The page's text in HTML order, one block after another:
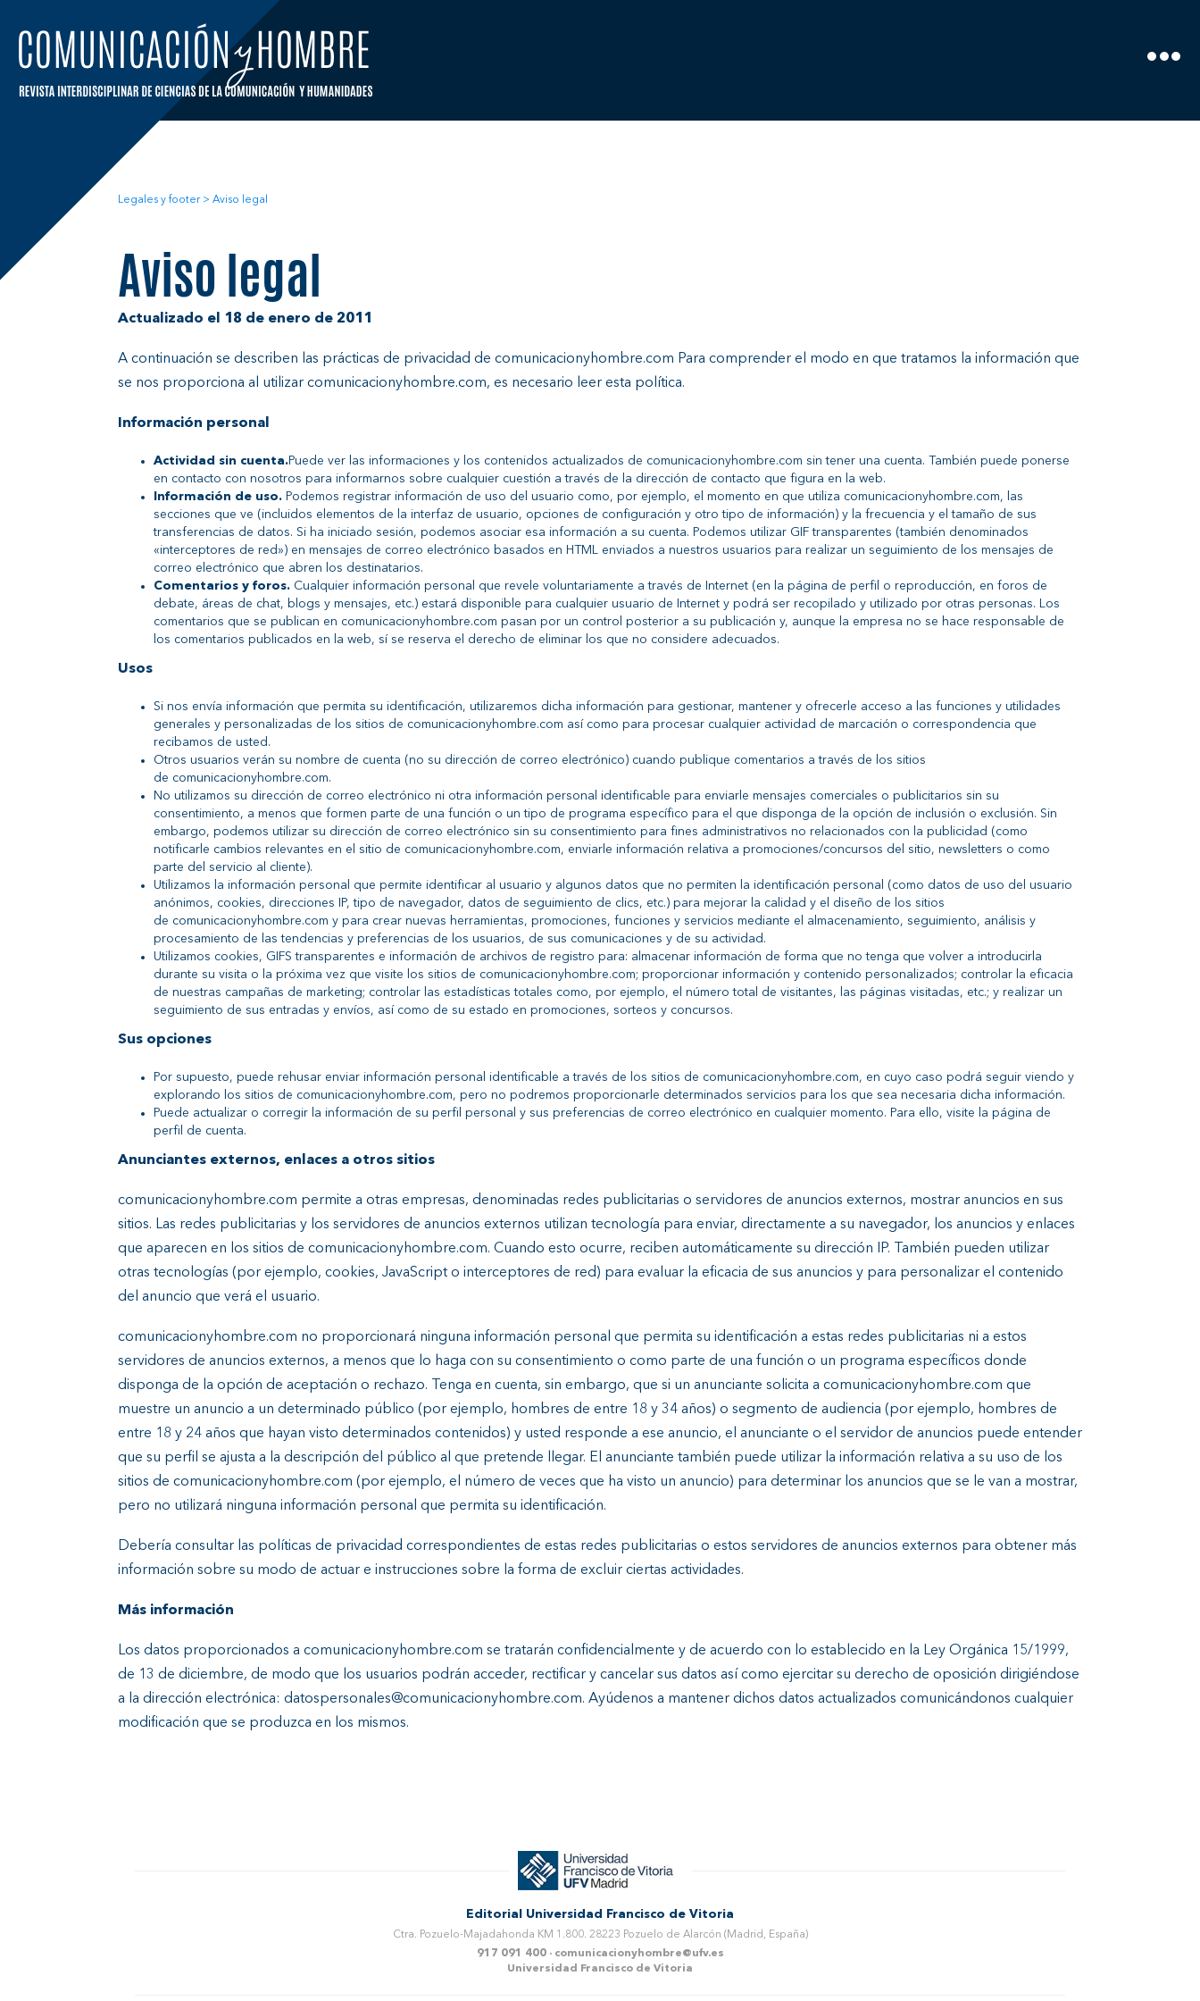
content
Legales y footer> Aviso legal
Aviso legal
Actualizado el 18 de enero de 2011
A continuación se describen las prácticas de privacidad de comunicacionyhombre.com Para comprender el modo en que tratamos la información que
se nos proporciona al utilizar comunicacionyhombre.com, es necesario leer esta política.
Información personal
Actividad sin cuenta.Puede ver las informaciones y los contenidos actualizados de comunicacionyhombre.com sin tener una cuenta. También puede ponerse
en contacto con nosotros para informarnos sobre cualquier cuestión a través de la dirección de contacto que figura en la web.
Información de uso. Podemos registrar información de uso del usuario como, por ejemplo, el momento en que utiliza comunicacionyhombre.com, las
secciones que ve (incluidos elementos de la interfaz de usuario, opciones de configuración y otro tipo de información) y la frecuencia y el tamaño de sus
transferencias de datos. Si ha iniciado sesión, podemos asociar esa información a su cuenta. Podemos utilizar GIF transparentes (también denominados
«interceptores de red») en mensajes de correo electrónico basados en HTML enviados a nuestros usuarios para realizar un seguimiento de los mensajes de
correo electrónico que abren los destinatarios.
Comentarios y foros. Cualquier información personal que revele voluntariamente a través de Internet (en la página de perfil o reproducción, en foros de
debate, áreas de chat, blogs y mensajes, etc.) estará disponible para cualquier usuario de Internet y podrá ser recopilado y utilizado por otras personas. Los
comentarios que se publican en comunicacionyhombre.com pasan por un control posterior a su publicación y, aunque la empresa no se hace responsable de
los comentarios publicados en la web, sí se reserva el derecho de eliminar los que no considere adecuados.
Usos
Si nos envía información que permita su identificación, utilizaremos dicha información para gestionar, mantener y ofrecerle acceso a las funciones y utilidades
generales y personalizadas de los sitios de comunicacionyhombre.com así como para procesar cualquier actividad de marcación o correspondencia que
recibamos de usted.
Otros usuarios verán su nombre de cuenta (no su dirección de correo electrónico) cuando publique comentarios a través de los sitios
de comunicacionyhombre.com.
No utilizamos su dirección de correo electrónico ni otra información personal identificable para enviarle mensajes comerciales o publicitarios sin su
consentimiento, a menos que formen parte de una función o un tipo de programa específico para el que disponga de la opción de inclusión o exclusión. Sin
embargo, podemos utilizar su dirección de correo electrónico sin su consentimiento para fines administrativos no relacionados con la publicidad (como
notificarle cambios relevantes en el sitio de comunicacionyhombre.com, enviarle información relativa a promociones/concursos del sitio, newsletters o como
parte del servicio al cliente).
Utilizamos la información personal que permite identificar al usuario y algunos datos que no permiten la identificación personal (como datos de uso del usuario
anónimos, cookies, direcciones IP, tipo de navegador, datos de seguimiento de clics, etc.) para mejorar la calidad y el diseño de los sitios
de comunicacionyhombre.com y para crear nuevas herramientas, promociones, funciones y servicios mediante el almacenamiento, seguimiento, análisis y
procesamiento de las tendencias y preferencias de los usuarios, de sus comunicaciones y de su actividad.
Utilizamos cookies, GIFS transparentes e información de archivos de registro para: almacenar información de forma que no tenga que volver a introducirla
durante su visita o la próxima vez que visite los sitios de comunicacionyhombre.com; proporcionar información y contenido personalizados; controlar la eficacia
de nuestras campañas de marketing; controlar las estadísticas totales como, por ejemplo, el número total de visitantes, las páginas visitadas, etc.; y realizar un
seguimiento de sus entradas y envíos, así como de su estado en promociones, sorteos y concursos.
Sus opciones
Por supuesto, puede rehusar enviar información personal identificable a través de los sitios de comunicacionyhombre.com, en cuyo caso podrá seguir viendo y
explorando los sitios de comunicacionyhombre.com, pero no podremos proporcionarle determinados servicios para los que sea necesaria dicha información.
Puede actualizar o corregir la información de su perfil personal y sus preferencias de correo electrónico en cualquier momento. Para ello, visite la página de
perfil de cuenta.
Anunciantes externos, enlaces a otros sitios
comunicacionyhombre.com permite a otras empresas, denominadas redes publicitarias o servidores de anuncios externos, mostrar anuncios en sus
sitios. Las redes publicitarias y los servidores de anuncios externos utilizan tecnología para enviar, directamente a su navegador, los anuncios y enlaces
que aparecen en los sitios de comunicacionyhombre.com. Cuando esto ocurre, reciben automáticamente su dirección IP. También pueden utilizar
otras tecnologías (por ejemplo, cookies, JavaScript o interceptores de red) para evaluar la eficacia de sus anuncios y para personalizar el contenido
del anuncio que verá el usuario.
comunicacionyhombre.com no proporcionará ninguna información personal que permita su identificación a estas redes publicitarias ni a estos
servidores de anuncios externos, a menos que lo haga con su consentimiento o como parte de una función o un programa específicos donde
disponga de la opción de aceptación o rechazo. Tenga en cuenta, sin embargo, que si un anunciante solicita a comunicacionyhombre.com que
muestre un anuncio a un determinado público (por ejemplo, hombres de entre 18 y 34 años) o segmento de audiencia (por ejemplo, hombres de
entre 18 y 24 años que hayan visto determinados contenidos) y usted responde a ese anuncio, el anunciante o el servidor de anuncios puede entender
que su perfil se ajusta a la descripción del público al que pretende llegar. El anunciante también puede utilizar la información relativa a su uso de los
sitios de comunicacionyhombre.com (por ejemplo, el número de veces que ha visto un anuncio) para determinar los anuncios que se le van a mostrar,
pero no utilizará ninguna información personal que permita su identificación.
Debería consultar las políticas de privacidad correspondientes de estas redes publicitarias o estos servidores de anuncios externos para obtener más
información sobre su modo de actuar e instrucciones sobre la forma de excluir ciertas actividades.
Más información
Los datos proporcionados a comunicacionyhombre.com se tratarán confidencialmente y de acuerdo con lo establecido en la Ley Orgánica 15/1999,
de 13 de diciembre, de modo que los usuarios podrán acceder, rectificar y cancelar sus datos así como ejercitar su derecho de oposición dirigiéndose
a la dirección electrónica: datospersonales@comunicacionyhombre.com. Ayúdenos a mantener dichos datos actualizados comunicándonos cualquier
modificación que se produzca en los mismos.
Editorial Universidad Francisco de Vitoria
Ctra. Pozuelo-Majadahonda KM 1.800. 28223 Pozuelo de Alarcón (Madrid, España)
917 091 400 · comunicacionyhombre@ufv.es
Universidad Francisco de Vitoria